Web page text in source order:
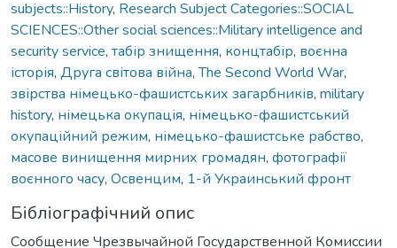
subjects::History, Research Subject Categories::SOCIAL
SCIENCES::Other social sciences::Military intelligence and
security service, табір знищення, концтабір, воєнна
історія, Друга світова війна,The Second World War,
звірства німецько-фашистських загарбників, military
history, німецька окупація, німецько-фашистський
окупаційний режим, німецько-фашистське рабство,
масове винищення мирних громадян, фотографії
воєнного часу, Освенцим, 1-й Украинський фронт
Бібліографічний опис
Сообщение Чрезвычайной Государственной Комиссии